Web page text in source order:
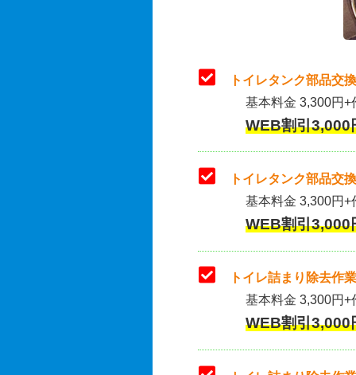
トイレタンク部品交
基本料金 3,300円
WEB割引
トイレタンク部品交
基本料金 3,300円+
WEB割引
トイレ詰まり除去作
基本料金 3,300円+
WEB割引